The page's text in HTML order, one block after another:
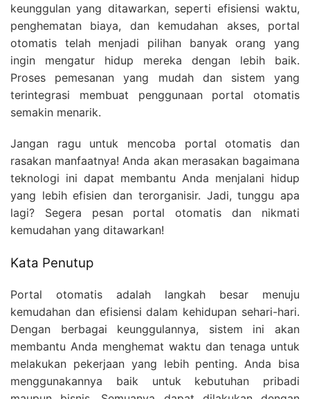
keunggulan yang ditawarkan, seperti efisiensi waktu,
penghematan biaya, dan kemudahan akses, portal
otomatis telah menjadi pilihan banyak orang yang
ingin mengatur hidup mereka dengan lebih baik.
Proses pemesanan yang mudah dan sistem yang
terintegrasi membuat penggunaan portal otomatis
semakin menarik.
Jangan ragu untuk mencoba portal otomatis dan
rasakan manfaatnya! Anda akan merasakan bagaimana
teknologi ini dapat membantu Anda menjalani hidup
yang lebih efisien dan terorganisir. Jadi, tunggu apa
lagi? Segera pesan portal otomatis dan nikmati
kemudahan yang ditawarkan!
Kata Penutup
Portal otomatis adalah langkah besar menuju
kemudahan dan efisiensi dalam kehidupan sehari-hari.
Dengan berbagai keunggulannya, sistem ini akan
membantu Anda menghemat waktu dan tenaga untuk
melakukan pekerjaan yang lebih penting. Anda bisa
menggunakannya baik untuk kebutuhan pribadi